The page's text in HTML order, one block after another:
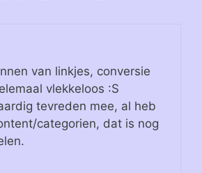
van linkjes, conversie
vlekkeloos :S
tevreden mee, al heb
categorien, dat is nog